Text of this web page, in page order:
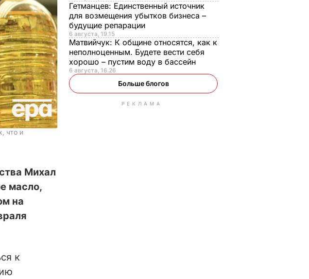
что и
Михал
масло,
на
к
Гетманцев: Единственный источник
для возмещения убытков бизнеса –
будущие репарации
6 августа, 19.15
Матвийчук: К общине относятся, как к
неполноценным. Будете вести себя
хорошо – пустим воду в бассейн
6 августа, 16.26
Больше блогов
РЕКЛАМА